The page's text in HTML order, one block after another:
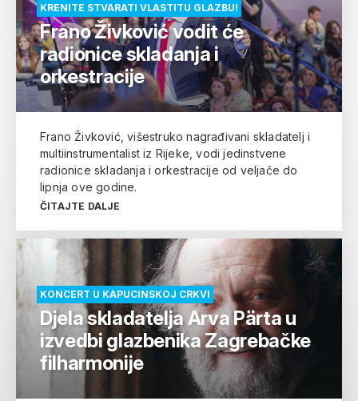
KRENITE STVARATI VLASTITU GLAZBU!
Frano Živković vodit će
radionice skladanja i
orkestracije
Frano Živković, višestruko nagrađivani skladatelj i
multiinstrumentalist iz Rijeke, vodi jedinstvene
radionice skladanja i orkestracije od veljače do
lipnja ove godine.
ČITAJTE DALJE
KONCERT U KAPUCINSKOJ CRKVI
Djela skladatelja Arva Pärta u
izvedbi glazbenika Zagrebačke
filharmonije